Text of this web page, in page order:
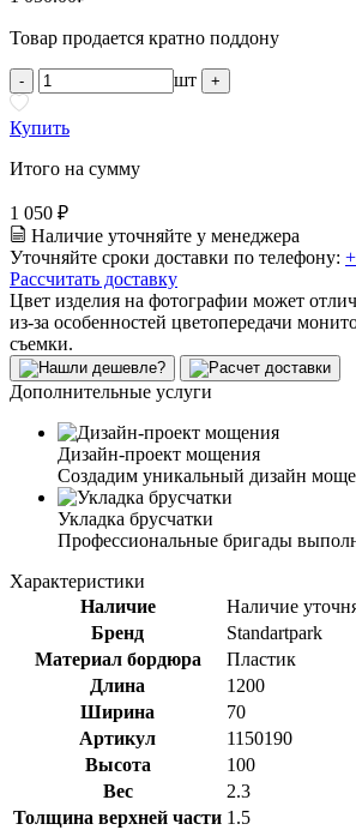
Товар продается кратно поддону
- шт +
Купить
Итого на сумму
1 050 ₽
Наличие уточняйте у менеджера
Уточняйте сроки доставки по телефону:
Рассчитать доставку
Цвет изделия на фотографии может
из-за особенностей цветопередачи
съемки.
Дополнительные услуги
Дизайн-проект мощения
Создадим уникальный дизайн
Укладка брусчатки
Профессиональные бригады
Характеристики
Наличие
Наличие
Бренд
Standartpark
Материал бордюра
Пластик
Длина
1200
Ширина
70
Артикул
1150190
Высота
100
Вес
2.3
Толщина верхней части 1.5